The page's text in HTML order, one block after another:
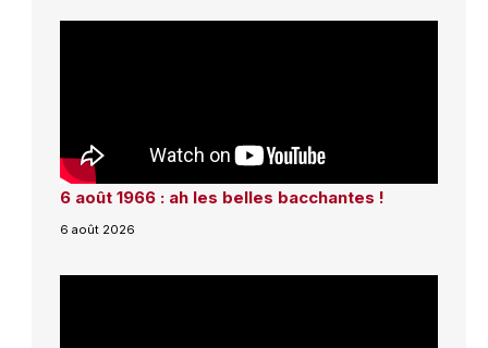
6 août 1966 : ah les belles bacchantes !
6 août 2026